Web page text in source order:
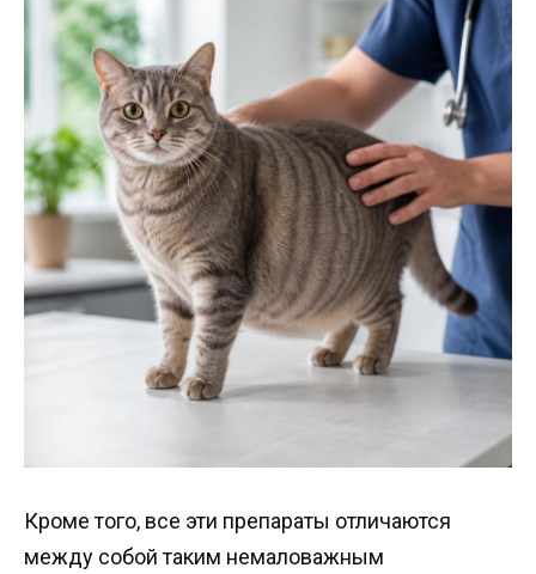
Кроме того, все эти препараты отличаются
между собой таким немаловажным